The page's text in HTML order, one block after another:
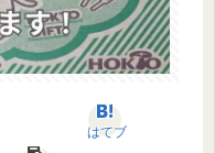
はてブ